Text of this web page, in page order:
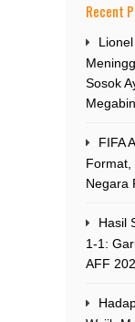
Recent
Sosok
FIFA
Format,
Negara
Hasil
1-1:
AFF